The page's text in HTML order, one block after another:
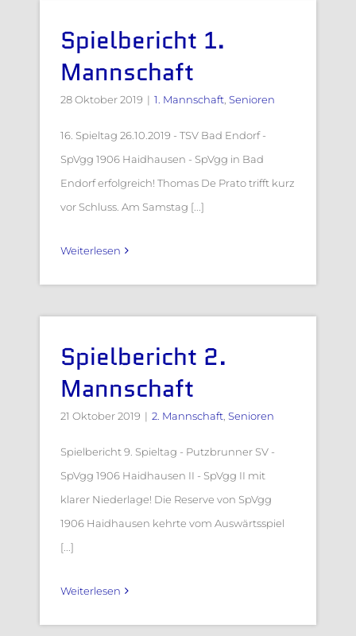
Spielbericht 1.
Mannschaft
28 Oktober 2019 | 1. Mannschaft, Senioren
16. Spieltag 26.10.2019 - TSV Bad Endorf -
SpVgg 1906 Haidhausen - SpVgg in Bad
Endorf erfolgreich! Thomas De Prato trifft kurz
vor Schluss. Am Samstag [...]
Weiterlesen
Spielbericht 2.
Mannschaft
21 Oktober 2019 | 2. Mannschaft, Senioren
Spielbericht 9. Spieltag - Putzbrunner SV -
SpVgg 1906 Haidhausen II - SpVgg II mit
klarer Niederlage! Die Reserve von SpVgg
1906 Haidhausen kehrte vom Auswärtsspiel
[...]
Weiterlesen